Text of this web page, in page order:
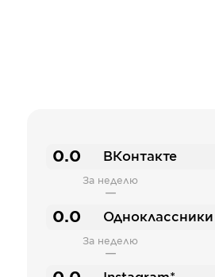
0.0 ВКонтакте
За неделю
—
0.0 Одноклассники
За неделю
—